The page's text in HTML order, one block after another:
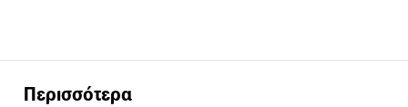
Περισσότερα